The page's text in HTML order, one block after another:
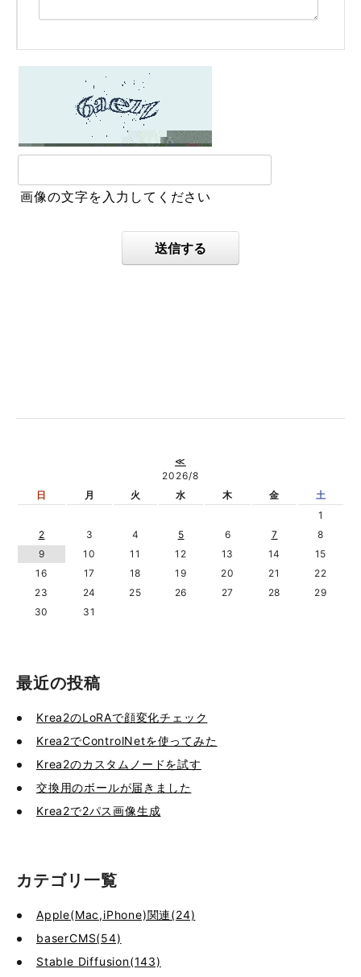
画像の文字を入力してください
送信する
≪
2026/8
日
月 火 水 木 金
土
1
2
3 4 5 6 7
8
9
10 11 12 13 14
15
16
17 18 19 20 21
22
23
24 25 26 27 28
29
30
31
最近の投稿
Krea2のLoRAで顔変化チェック
Krea2でControlNetを使ってみた
Krea2のカスタムノードを試す
交換用のボールが届きました
Krea2で2パス画像生成
カテゴリ一覧
Apple(Mac,iPhone)関連(24)
baserCMS(54)
Stable Diffusion(143)